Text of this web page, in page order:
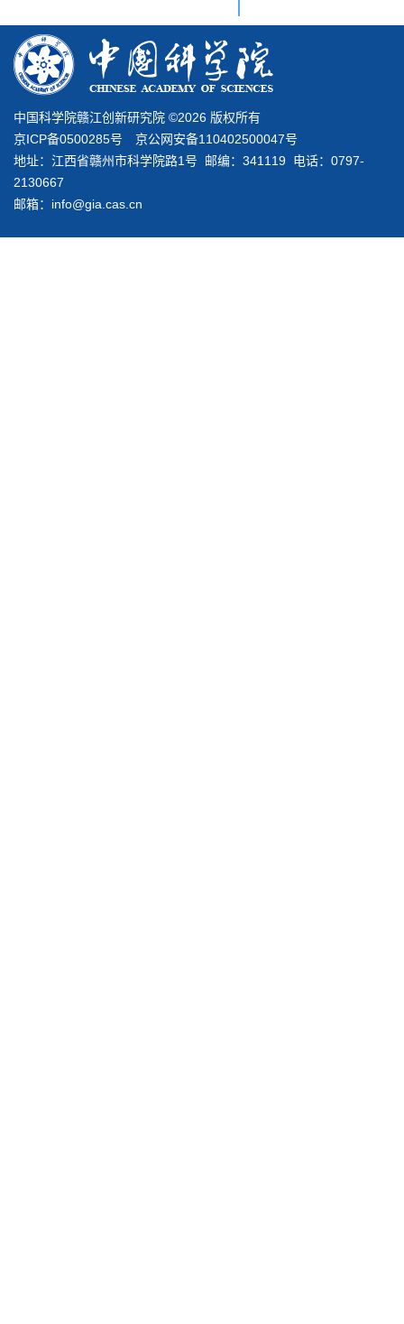
中国科学院赣江创新研究院 ©2026 版权所有
京ICP备0500285号 京公网安备110402500047号
地址：江西省赣州市科学院路1号 邮编：341119 电话：0797-
2130667
邮箱：info@gia.cas.cn